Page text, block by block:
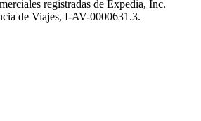
registradas de Expedia, Inc.
de Viajes, I-AV-0000631.3.